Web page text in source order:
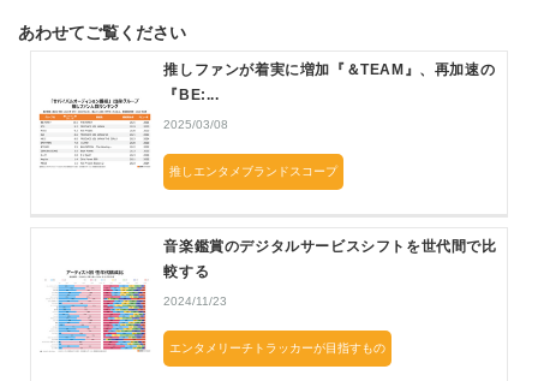
あわせてご覧ください
推しファンが着実に増加『＆TEAM』、再加速の
『BE:...
2025/03/08
推しエンタメブランドスコープ
音楽鑑賞のデジタルサービスシフトを世代間で比
較する
2024/11/23
エンタメリーチトラッカーが目指すもの